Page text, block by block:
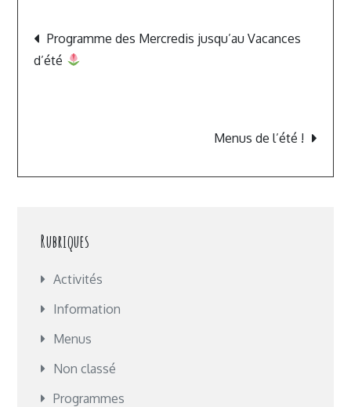
de
Programme des Mercredis jusqu’au Vacances
d’été
Menus de l’été !
Rubriques
Activités
Information
Menus
Non classé
Programmes